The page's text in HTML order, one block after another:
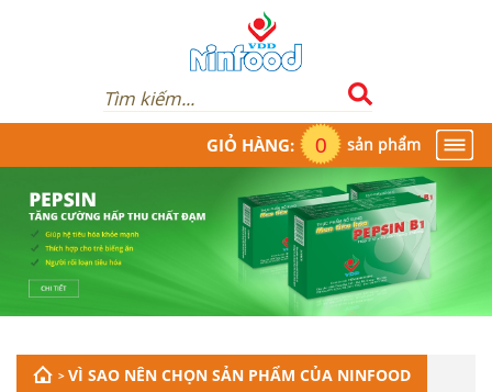
GIỎ HÀNG: 0 sản phẩm
1900.986.854
> VÌ SAO NÊN CHỌN SẢN PHẨM CỦA NINFOOD